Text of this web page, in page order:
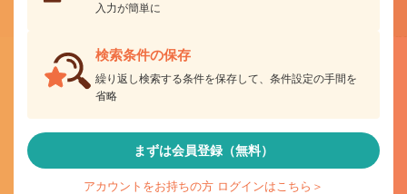
入力が簡単に
検索条件の保存
繰り返し検索する条件を保存して、条件設定の手間を
省略
まずは会員登録（無料）
アカウントをお持ちの方 ログインはこちら＞